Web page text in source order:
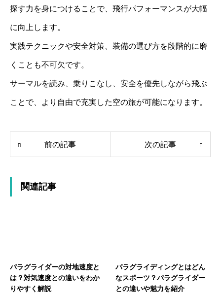
探す力を身につけることで、飛行パフォーマンスが大幅
に向上します。
実践テクニックや安全対策、装備の選び方を段階的に磨
くことも不可欠です。
サーマルを読み、乗りこなし、安全を優先しながら飛ぶ
ことで、より自由で充実した空の旅が可能になります。
前の記事 次の記事
関連記事
パラグライダーの対地速度と
は？対気速度との違いをわか
りやすく解説
パラグライディングとはどん
なスポーツ？パラグライダー
との違いや魅力を紹介